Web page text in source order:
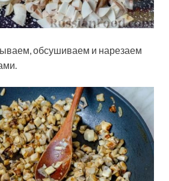
обсушиваем и нарезаем